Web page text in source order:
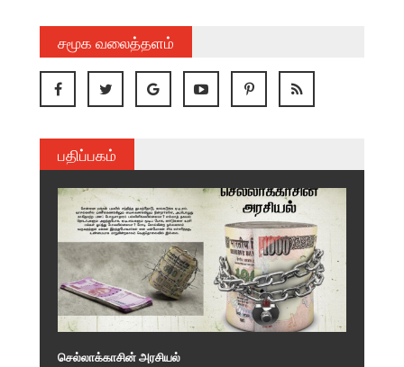
சமூக வலைத்தளம்
பதிப்பகம்
செல்லாக்காசின் அரசியல்